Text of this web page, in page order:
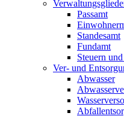
Passamt
Standesamt
Fundamt
Steuern
Ver- und
Abwasser